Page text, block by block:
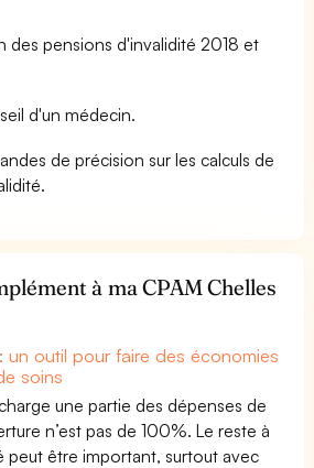
des pensions d'invalidité 2018 et
d'un médecin.
de précision sur les calculs de
à ma CPAM Chelles
un outil pour faire des économies
soins
une partie des dépenses de
n’est pas de 100%. Le reste à
peut être important, surtout avec